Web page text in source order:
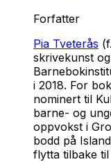
Forfatter
Pia Tveterås
skrivekunst
i 2018. For
nominert til
barne- og
oppvokst i
bodd på
flytta tilbake til